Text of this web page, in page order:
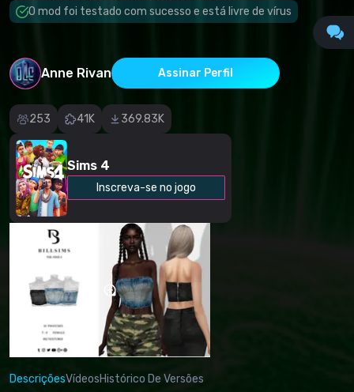
O mod foi testado com sucesso e está livre de vírus
Anne Rivan Assinar Perfil
253 41K 369.83K
Sims 4
Inscreva-se no jogo
imprecisa
DescriçõesVídeosHistórico De Versões